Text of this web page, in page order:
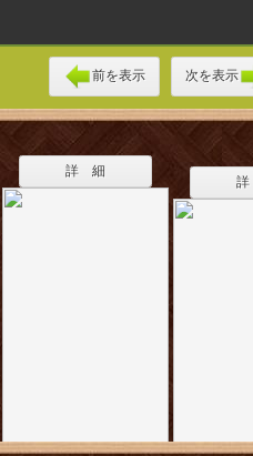
前を表示 次を表示
詳 細